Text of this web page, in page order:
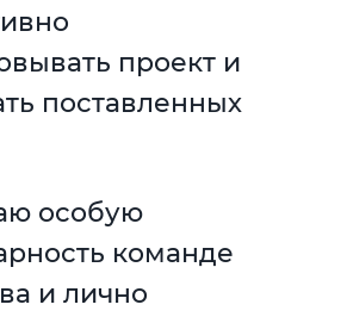
проект и
поставленных
особую
команде
и лично